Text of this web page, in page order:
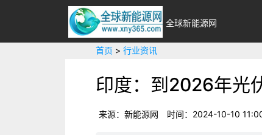
全球新能源网
首页 > 行业资讯
印度：到2026年光
来源：新能源网 时间：2024-10-10